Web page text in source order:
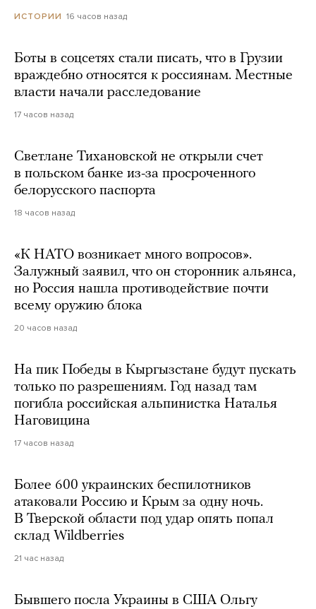
ИСТОРИИ 16 часов назад
Боты в соцсетях стали писать, что в Грузии
враждебно относятся к россиянам. Местные
власти начали расследование
17 часов назад
Светлане Тихановской не открыли счет
в польском банке из-за просроченного
белорусского паспорта
18 часов назад
«К НАТО возникает много вопросов».
Залужный заявил, что он сторонник альянса,
но Россия нашла противодействие почти
всему оружию блока
20 часов назад
На пик Победы в Кыргызстане будут пускать
только по разрешениям. Год назад там
погибла российская альпинистка Наталья
Наговицина
17 часов назад
Более 600 украинских беспилотников
атаковали Россию и Крым за одну ночь.
В Тверской области под удар опять попал
склад Wildberries
21 час назад
Бывшего посла Украины в США Ольгу